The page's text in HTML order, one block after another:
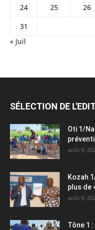
24
25 26
31
« Juil
SÉLECTION DE
Oti 1/
août 9,
Kozah
plus de
août 9,
Tône 1